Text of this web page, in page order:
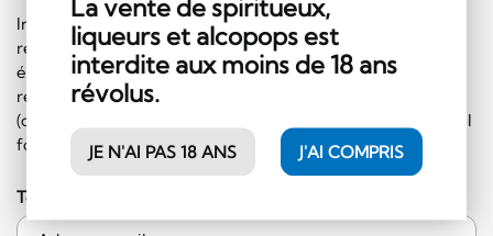
La vente de spiritueux,
liqueurs et alcopops est
interdite aux moins de 18 ans
révolus.
JE N'AI PAS 18 ANS J'AI COMPRIS
Inscrivez-vous sans plus tarder à notre newsletter et
recevez régulièrement les informations sur les
événements et les offres spéciales. En plus, vous
recevrez un bon de CHF 10.- à faire valoir sur le shop
(commande minimale de 50.- CHF et hors catégorie alcool
fort)!
Ton adresse email